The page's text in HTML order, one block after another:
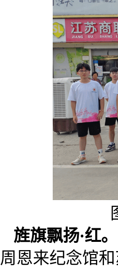
旌旗飘扬·红。
周恩来纪念馆